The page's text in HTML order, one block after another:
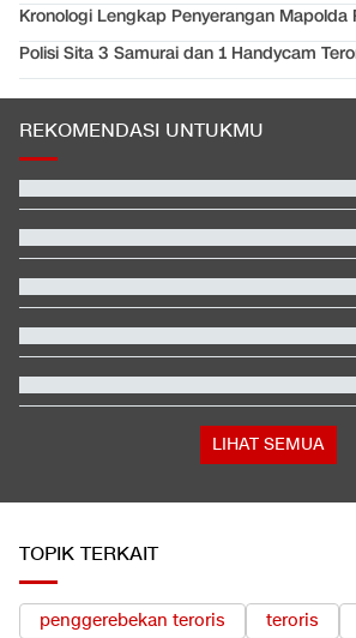
Kronologi Lengkap Penyerangan Mapolda
Polisi Sita 3 Samurai dan 1 Handycam
REKOMENDASI UNTUKMU
LIHAT SEMUA
TOPIK TERKAIT
penggerebekan teroris teroris